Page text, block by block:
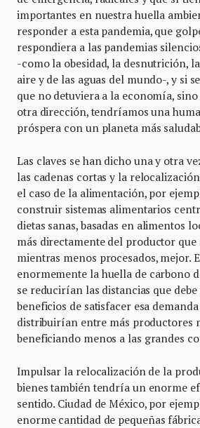
importantes en nuestra huella
responder a esta pandemia, que
respondiera a las pandemias
-como la obesidad, la desnutrición,
aire y de las aguas del mundo-, y si
que no detuviera a la economía,
otra dirección, tendríamos una
próspera con un planeta más
Las claves se han dicho una y otra
las cadenas cortas y la
el caso de la alimentación, por
construir sistemas alimentarios
dietas sanas, basadas en alimentos
más directamente del productor que
mientras menos procesados, mejor.
enormemente la huella de carbono
se reducirían las distancias que
beneficios de satisfacer esa
distribuirían entre más productores
beneficiando menos a las grandes
Impulsar la relocalización de la
bienes también tendría un enorme
sentido. Ciudad de México, por
enorme cantidad de pequeñas